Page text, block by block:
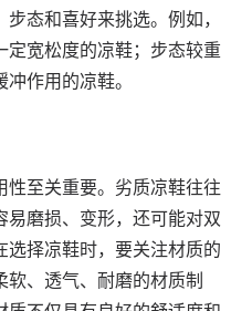
态和喜好来挑选。例如，
定宽松度的凉鞋；步态较重
作用的凉鞋。
性至关重要。劣质凉鞋往往
易磨损、变形，还可能对双
选择凉鞋时，要关注材质的
、透气、耐磨的材质制